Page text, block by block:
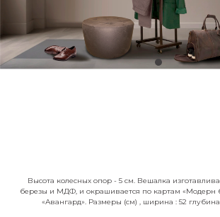
Item 1
Высота колесных опор - 5 см. Вешалка
березы и МДФ, и окрашивается по картам «Модерн
«Авангард». Размеры (см) , ширина : 52 глубина:
Ваше имя*